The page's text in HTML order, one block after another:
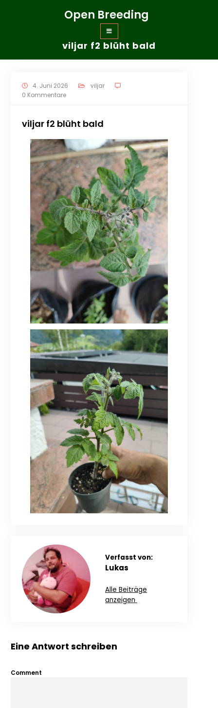
Open Breeding
viljar f2 blüht bald
4. Juni 2026
viljar
0 Kommentare
viljar f2 blüht bald
Verfasst von:
Lukas
Alle Beiträge
anzeigen
Eine Antwort schreiben
Comment